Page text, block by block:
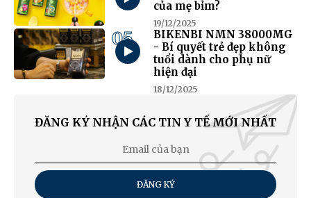
của mẹ bỉm?
19/12/2025
05
BIKENBI NMN 38000MG
- Bí quyết trẻ đẹp không
tuổi dành cho phụ nữ
hiện đại
18/12/2025
ĐĂNG KÝ NHẬN CÁC TIN Y TẾ MỚI NHẤT
ĐĂNG KÝ